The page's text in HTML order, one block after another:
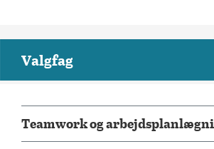
Valgfag
Teamwork og